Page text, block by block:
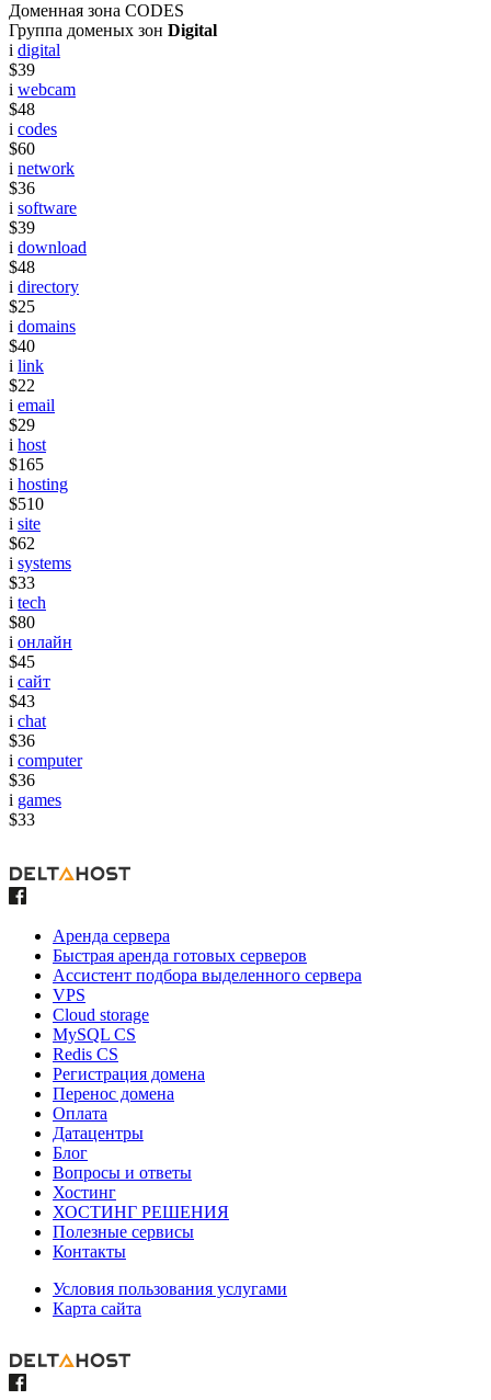
Доменная зона CODES
Группа доменых зон Digital
i digital
$39
i webcam
$48
i codes
$60
i network
$36
i software
$39
i download
$48
i directory
$25
i domains
$40
i link
$22
i email
$29
i host
$165
i hosting
$510
i site
$62
i systems
$33
i tech
$80
i онлайн
$45
i сайт
$43
i chat
$36
i computer
$36
i games
$33
Аренда сервера
Быстрая аренда готовых серверов
Ассистент подбора выделенного сервера
VPS
Cloud storage
MySQL CS
Redis CS
Регистрация домена
Перенос домена
Оплата
Датацентры
Блог
Вопросы и ответы
Хостинг
ХОСТИНГ РЕШЕНИЯ
Полезные сервисы
Контакты
Условия пользования услугами
Карта сайта